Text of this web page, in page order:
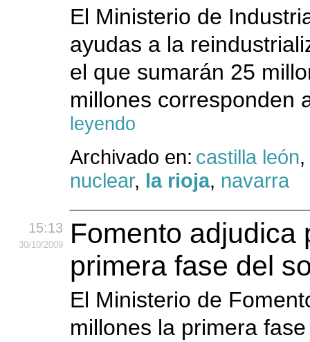
El Ministerio de
ayudas a la
el que sumarán 25
millones corresponden
leyendo
Archivado en: castilla león,
nuclear, la rioja, navarra
15:13
30/10/2009
Fomento adjudica
primera fase del
El Ministerio de
millones la primera